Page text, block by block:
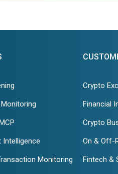
Intelligence
Monitoring
Crypto
Financial
Crypto
On & Off-
Fintech &